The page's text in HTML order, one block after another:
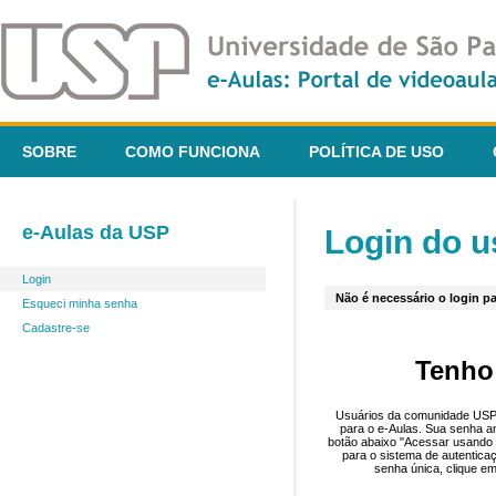
SOBRE COMO FUNCIONA POLÍTICA DE USO
e-Aulas da USP
Login
Esqueci minha senha
Cadastre-se
Login do
Não é necessário o login
Usuários da comunidade
para o e-Aulas. Sua senha
botão abaixo "Acessar
para o sistema de
senha única, clique